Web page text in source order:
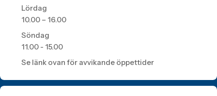
Lördag
10.00 – 16.00
Söndag
11.00 - 15.00
Se länk ovan för avvikande öppettider